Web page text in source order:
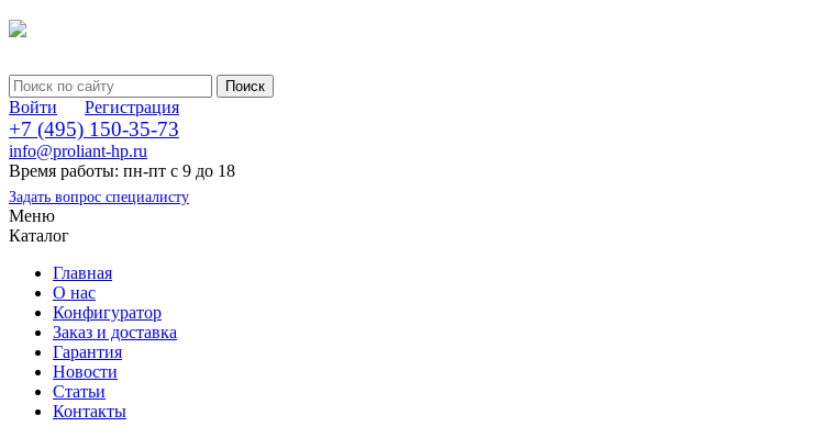
Войти Регистрация
+7 (495) 150-35-73
info@proliant-hp.ru
Время работы: пн-пт с 9 до 18
Задать вопрос специалисту
Меню
Каталог
Главная
О нас
Конфигуратор
Заказ и доставка
Гарантия
Новости
Статьи
Контакты